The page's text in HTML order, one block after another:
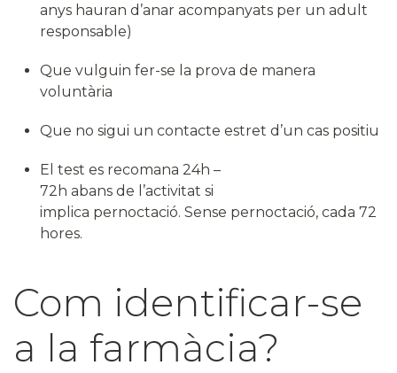
anys hauran d’anar acompanyats per un adult
responsable)
Que vulguin fer-se la prova de manera
voluntària
Que no sigui un contacte estret d’un cas positiu
El test es recomana 24h –
72h abans de l’activitat si
implica pernoctació. Sense pernoctació, cada 72
hores.
Com identificar-se
a la farmàcia?